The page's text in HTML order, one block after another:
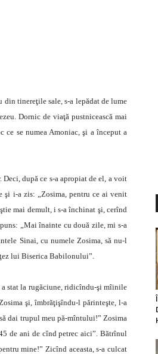
tinereţile sale, s-a lepădat de lume
Dornic de viaţă pustnicească mai
se numea Amoniac, şi a început a
Deci, după ce s-a apropiat de el, a voit
i-a zis: „Zosima, pentru ce ai venit
mai demult, i s-a închinat şi, cerînd
„Mai înainte cu două zile, mi s-a
Sinai, cu numele Zosima, să nu-l
lui Biserica Babilonului”.
a stat la rugăciune, ridicîndu-şi mîinile
şi, îmbrăţişîndu-l părinteşte, l-a
dai trupul meu pă-mîntului!” Zosima
de ani de cînd petrec aici”. Bătrînul
mine!” Zicînd aceasta, s-a culcat